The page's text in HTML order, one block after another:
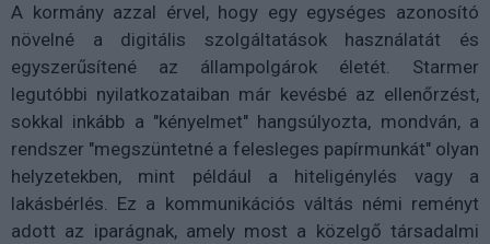
A kormány azzal érvel, hogy egy egységes azonosító
növelné a digitális szolgáltatások használatát és
egyszerűsítené az állampolgárok életét. Starmer
legutóbbi nyilatkozataiban már kevésbé az ellenőrzést,
sokkal inkább a "kényelmet" hangsúlyozta, mondván, a
rendszer "megszüntetné a felesleges papírmunkát" olyan
helyzetekben, mint például a hiteligénylés vagy a
lakásbérlés. Ez a kommunikációs váltás némi reményt
adott az iparágnak, amely most a közelgő társadalmi